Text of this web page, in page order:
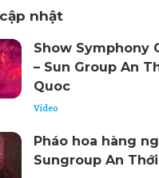
nhật
Show Symphony
– Sun Group An
Quoc
Video
Pháo hoa hàng
Sungroup An